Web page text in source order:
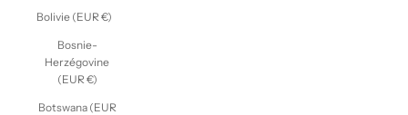
Bolivie (EUR €)
Bosnie-
Herzégovine
(EUR €)
Botswana (EUR